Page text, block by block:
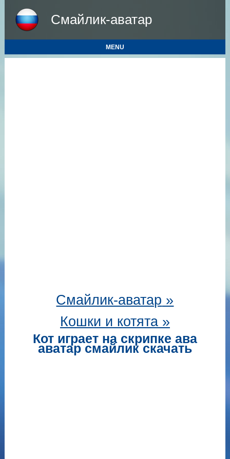
Смайлик-аватар
MENU
Смайлик-аватар »
Кошки и котята »
Кот играет на скрипке ава
аватар смайлик скачать